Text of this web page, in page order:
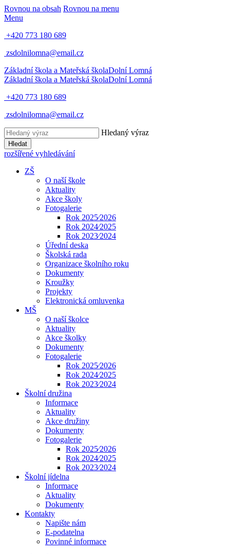
Rovnou na obsah Rovnou na menu
Menu
+420 773 180 689
zsdolnilomna@email.cz
Základní škola a Mateřská školaDolní Lomná
Základní škola a Mateřská školaDolní Lomná
+420 773 180 689
zsdolnilomna@email.cz
Hledaný výraz
Hledat
rozšířené vyhledávání
ZŠ
O naší škole
Aktuality
Akce školy
Fotogalerie
Rok 2025⁄2026
Rok 2024⁄2025
Rok 2023⁄2024
Úřední deska
Školská rada
Organizace školního roku
Dokumenty
Kroužky
Projekty
Elektronická omluvenka
MŠ
O naší školce
Aktuality
Akce školky
Dokumenty
Fotogalerie
Rok 2025⁄2026
Rok 2024⁄2025
Rok 2023⁄2024
Školní družina
Informace
Aktuality
Akce družiny
Dokumenty
Fotogalerie
Rok 2025⁄2026
Rok 2024⁄2025
Rok 2023⁄2024
Školní jídelna
Informace
Aktuality
Dokumenty
Kontakty
Napište nám
E-podatelna
Povinné informace